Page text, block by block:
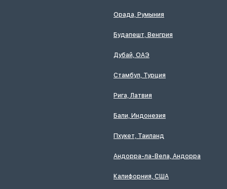
Орада, Румыния
Будапешт, Венгрия
Дубай, ОАЭ
Стамбул, Турция
Рига, Латвия
Бали, Индонезия
Пхукет, Таиланд
Андорра-ла-Вела, Андорра
Калифорния, США